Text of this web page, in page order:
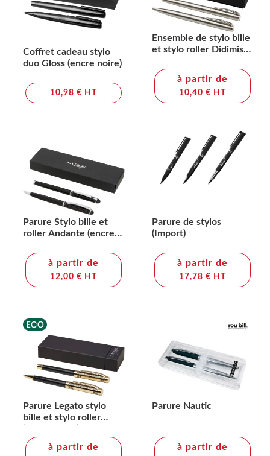
Coffret cadeau stylo
duo Gloss (encre noire)
10,98 € HT
Ensemble de stylo bille
et stylo roller Didimis
recyclé (encre noire)
à partir de
10,40 € HT
Parure Stylo bille et
roller Andante (encre
à partir de
12,00 € HT
Parure de stylos
(Import)
à partir de
17,78 € HT
Parure Legato stylo
bille et stylo roller
à partir de
Parure Nautic
à partir de